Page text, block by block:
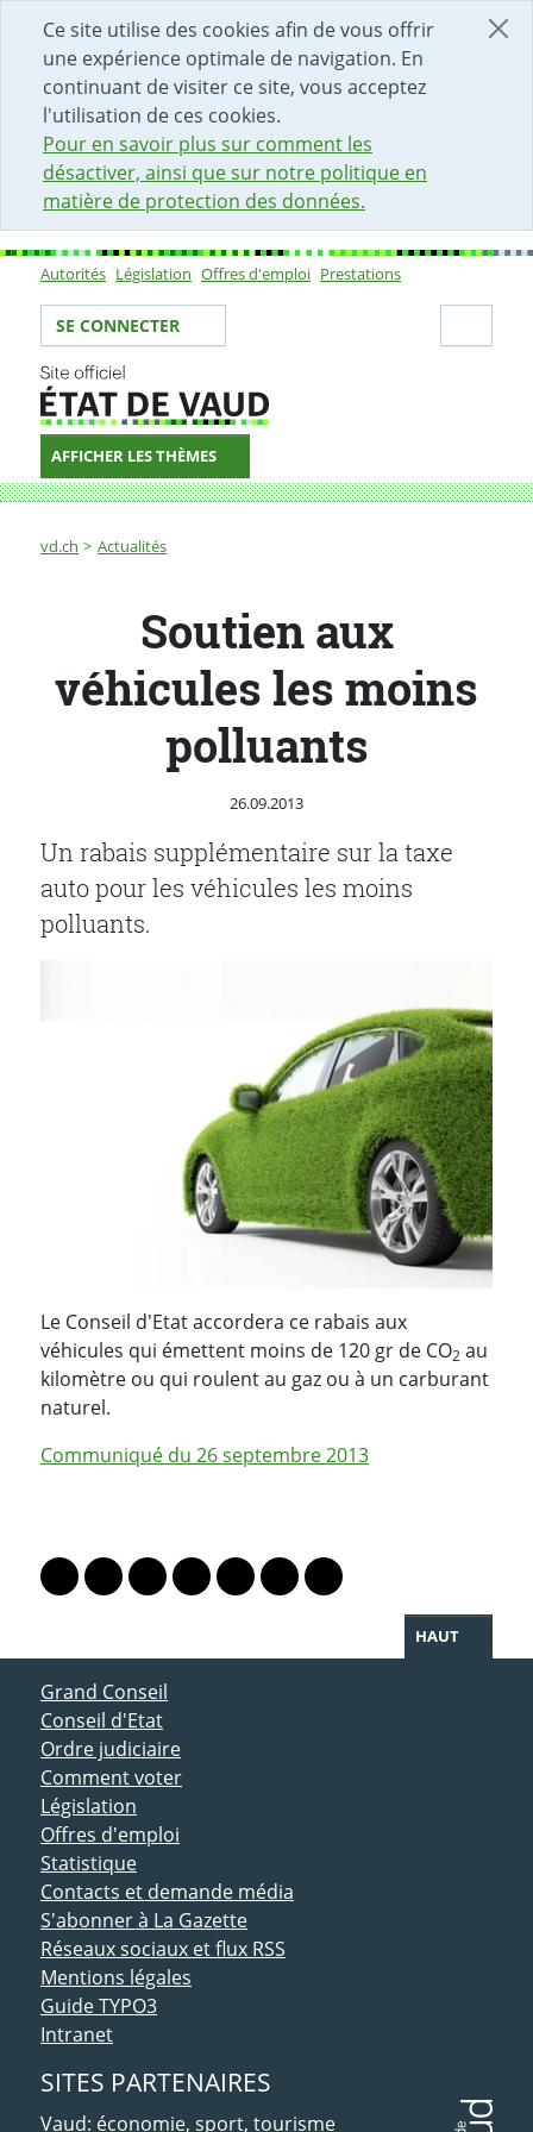
Ce site utilise des cookies afin de vous offrir
une expérience optimale de navigation. En
continuant de visiter ce site, vous acceptez
l'utilisation de ces cookies.
Pour en savoir plus sur comment les
désactiver, ainsi que sur notre politique en
matière de protection des données.
DÉBUT DU CONTENU DE LA PAGE
ACCÈS AU CHAMP DE RECHERCHE
PAGE D'ACCUEIL
FORMULAIRE DE CONTACT
Sous-navigation
Autorités Législation Offres d'emploi Prestations
Votre identité
SE CONNECTER
AFFICHER LES THÈMES
Fil d'Ariane
vd.ch Actualités
Soutien aux véhicules les moins polluants
Soutien aux
véhicules les moins
polluants
Publié le
26.09.2013
Un rabais supplémentaire sur la taxe
auto pour les véhicules les moins
polluants.
Le Conseil d'Etat accordera ce rabais aux
véhicules qui émettent moins de 120 gr de CO2 au
kilomètre ou qui roulent au gaz ou à un carburant
naturel.
Communiqué du 26 septembre 2013
Lien vers le profil Mastodon
Lien vers le profil Bluesky
Lien vers le profil Instagram
Lien vers le profil Linkedin
Lien vers le profil Facebook
Lien vers le profil Twitter
Partager par WhatsApp
HAUT
ACCÈS DIRECT
Grand Conseil
Conseil d'Etat
Ordre judiciaire
Comment voter
Législation
Offres d'emploi
Statistique
Contacts et demande média
S'abonner à La Gazette
Réseaux sociaux et flux RSS
Mentions légales
Guide TYPO3
Intranet
SITES PARTENAIRES
Vaud: économie, sport, tourisme